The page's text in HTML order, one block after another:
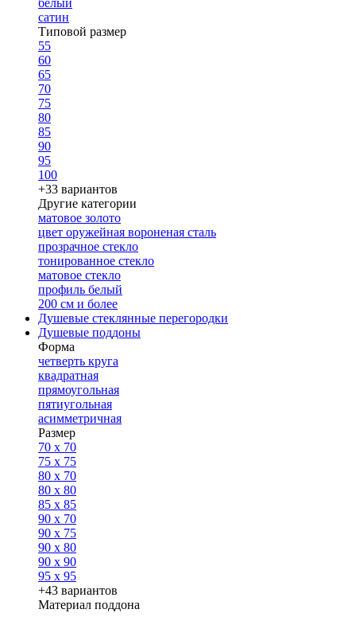
белый
сатин
Типовой размер
55
60
65
70
75
80
85
90
95
100
+33 вариантов
Другие категории
матовое золото
цвет оружейная вороненая сталь
прозрачное стекло
тонированное стекло
матовое стекло
профиль белый
200 см и более
Душевые стеклянные перегородки
Душевые поддоны
Форма
четверть круга
квадратная
прямоугольная
пятиугольная
асимметричная
Размер
70 x 70
75 x 75
80 x 70
80 x 80
85 x 85
90 x 70
90 x 75
90 x 80
90 x 90
95 x 95
+43 вариантов
Материал поддона